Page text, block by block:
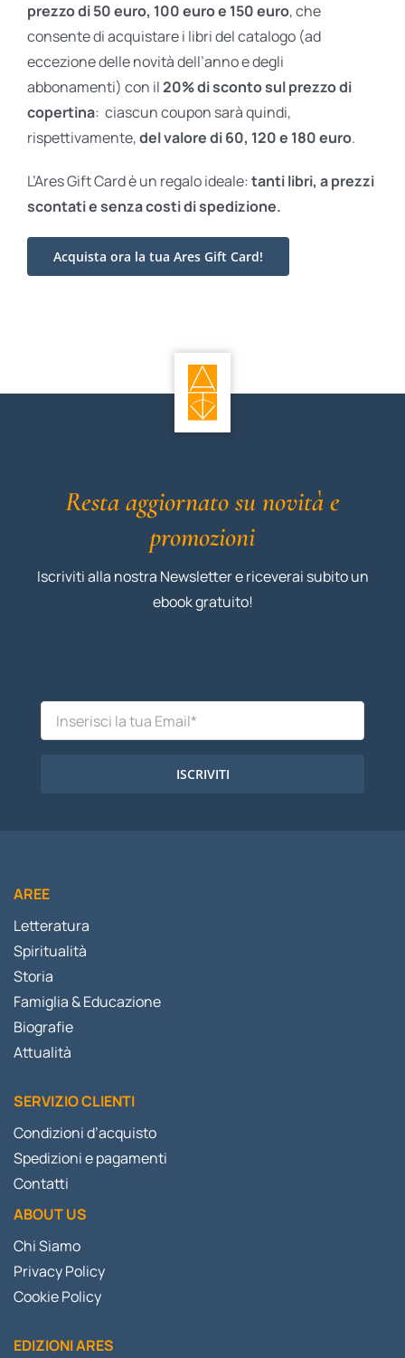
prezzo di 50 euro, 100 euro e 150 euro, che
consente di acquistare i libri del catalogo (ad
eccezione delle novità dell’anno e degli
abbonamenti) con il20% di sconto sul prezzo di
copertina: ciascun coupon sarà quindi,
rispettivamente,del valore di 60, 120 e 180 euro.
L’Ares Gift Card è un regalo ideale: tanti libri, a prezzi
scontati esenza costi di spedizione.
Acquista ora la tua Ares Gift Card!
Resta aggiornato su novità e
promozioni
Iscriviti alla nostra Newsletter e riceverai subito un
ebook gratuito!
ISCRIVITI
AREE
Letteratura
Spiritualità
Storia
Famiglia & Educazione
Biografie
Attualità
SERVIZIO CLIENTI
Condizioni d’acquisto
Spedizioni e pagamenti
Contatti
ABOUT US
Chi Siamo
Privacy Policy
Cookie Policy
EDIZIONI ARES